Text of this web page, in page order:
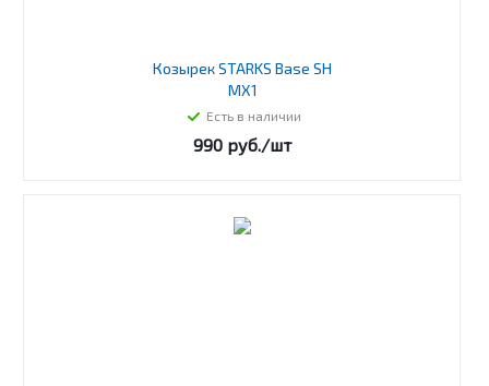
Козырек STARKS Base SH
MX1
Есть в наличии
990 руб./шт